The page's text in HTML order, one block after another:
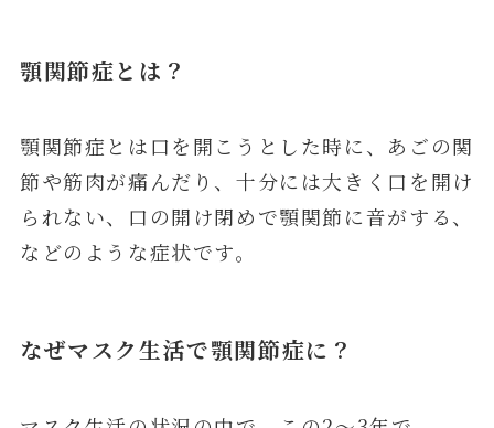
顎関節症とは？
顎関節症とは口を開こうとした時に、あごの関
節や筋肉が痛んだり、十分には大きく口を開け
られない、口の開け閉めで顎関節に音がする、
などのような症状です。
なぜマスク生活で顎関節症に？